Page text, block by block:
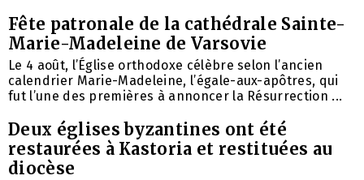
Fête patronale de la cathédrale Sainte-
Marie-Madeleine de Varsovie
Le 4 août, l’Église orthodoxe célèbre selon l’ancien
calendrier Marie-Madeleine, l’égale-aux-apôtres, qui
fut l’une des premières à annoncer la Résurrection ...
Deux églises byzantines ont été
restaurées à Kastoria et restituées au
diocèse